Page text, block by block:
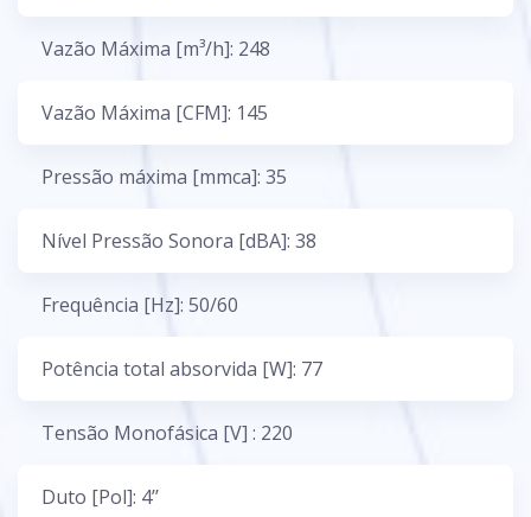
Vazão Máxima [m³/h]: 248
Vazão Máxima [CFM]: 145
Pressão máxima [mmca]: 35
Nível Pressão Sonora [dBA]: 38
Frequência [Hz]: 50/60
Potência total absorvida [W]: 77
Tensão Monofásica [V] : 220
Duto [Pol]: 4’’